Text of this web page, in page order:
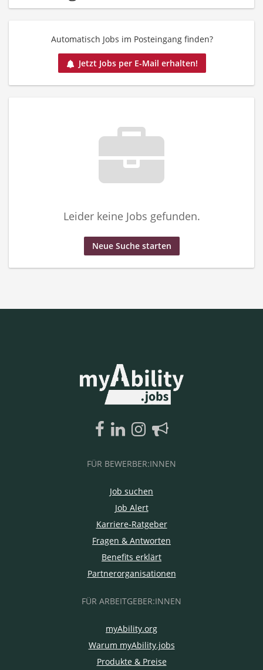
Automatisch Jobs im Posteingang finden?
Jetzt Jobs per E-Mail erhalten!
Leider keine Jobs gefunden.
Neue Suche starten
FÜR BEWERBER:INNEN
Job suchen
Job Alert
Karriere-Ratgeber
Fragen & Antworten
Benefits erklärt
Partnerorganisationen
FÜR ARBEITGEBER:INNEN
myAbility.org
Warum myAbility.jobs
Produkte & Preise